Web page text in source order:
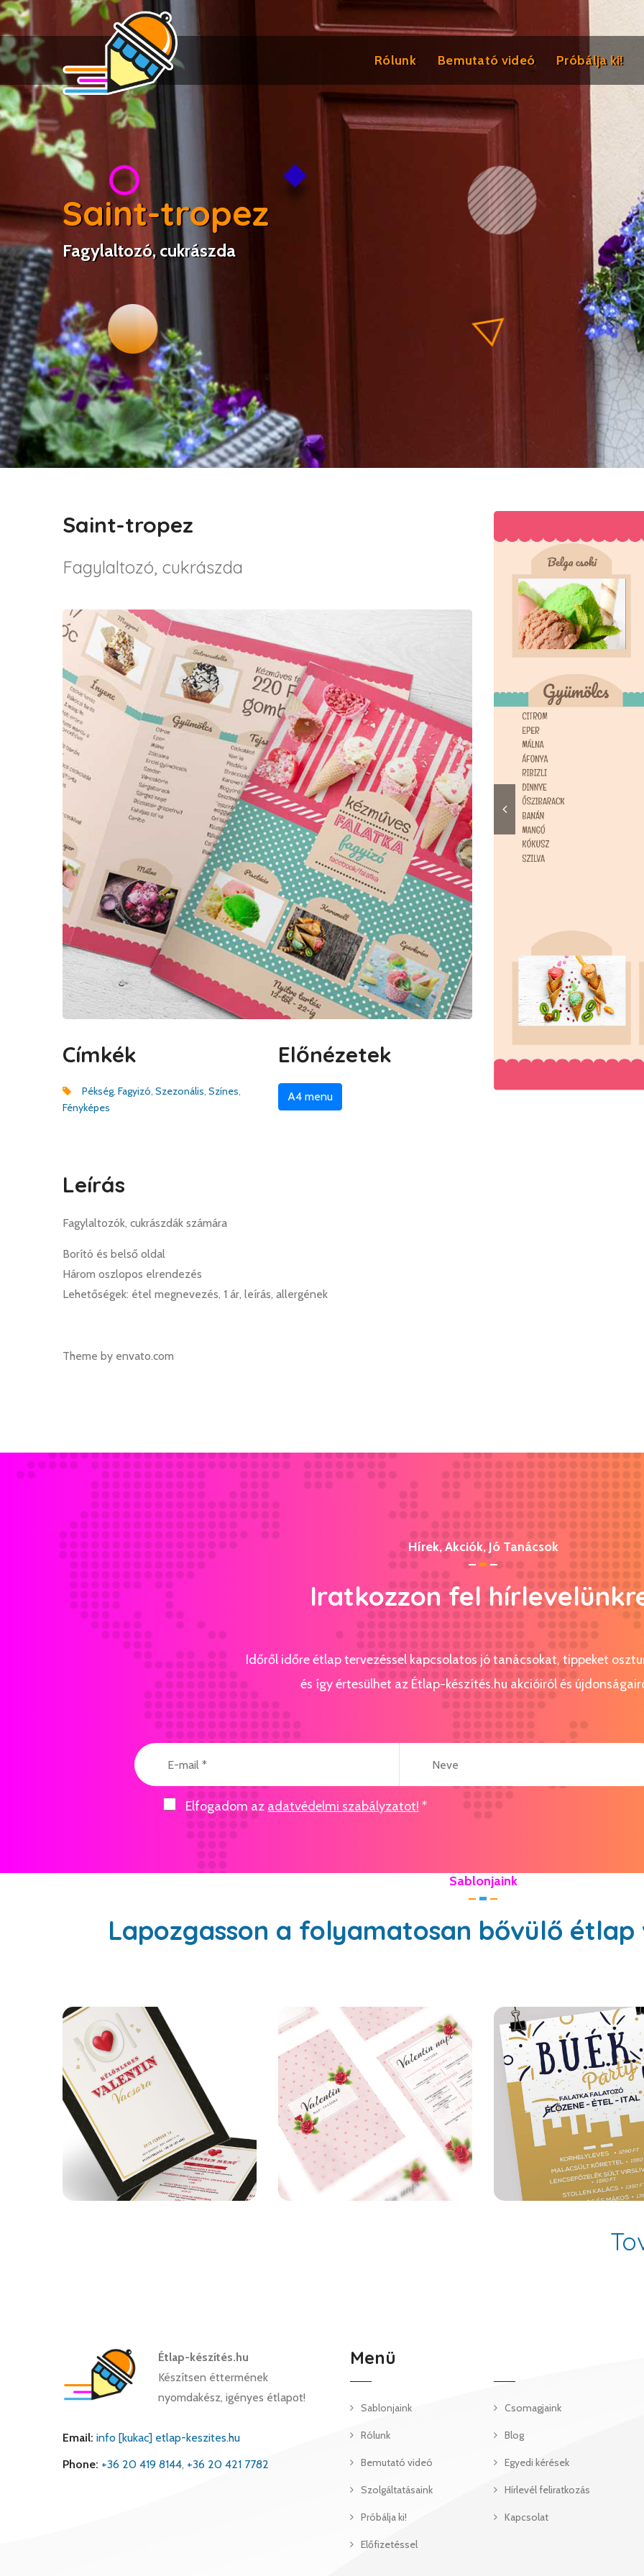
Rólunk Bemutató videó Próbálja ki!
Saint-tropez
Fagylaltozó, cukrászda
Saint-tropez
Fagylaltozó, cukrászda
Címkék
Pékség, Fagyizó, Szezonális, Színes,
Fényképes
Előnézetek
A4 menu
Leírás
Fagylaltozók, cukrászdák számára
Borító és belső oldal
Három oszlopos elrendezés
Lehetőségek: étel megnevezés, 1 ár, leírás, allergének
Theme by envato.com
Hírek, Akciók, Jó Tanácsok
Iratkozzon fel
Időről időre étlap tervezéssel kapcsolatos jó tanácsokat, tippeket
és így értesülhet az Étlap-készítés.hu akcióiról és
Elfogadom az adatvédelmi szabályzatot! *
Sablonjaink
Lapozgasson a folyamatosan bővülő
Verona Toronto
Étlap-készítés.hu
Készítsen éttermének
nyomdakész, igényes étlapot!
Email: info [kukac] etlap-keszites.hu
Phone: +36 20 419 8144, +36 20 421 7782
Menü
Sablonjaink
Rólunk
Bemutató videó
Szolgáltatásaink
Próbálja ki!
Előfizetéssel
Csomagjaink
Blog
Egyedi kérések
Hírlevél feliratkozás
Kapcsolat